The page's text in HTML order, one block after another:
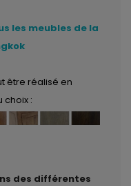
les meubles de la
être réalisé en
choix :
des différentes